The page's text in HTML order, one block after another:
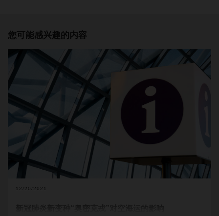
您可能感兴趣的内容
12/20/2021